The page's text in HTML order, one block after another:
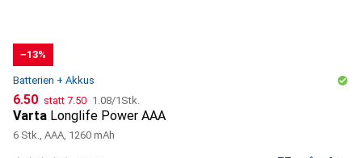
−13%
Batterien + Akkus
CHF
6.50 statt CHF
7.50 CHF
1.08/1Stk.
Varta Longlife Power AAA
6 Stk., AAA, 1260 mAh